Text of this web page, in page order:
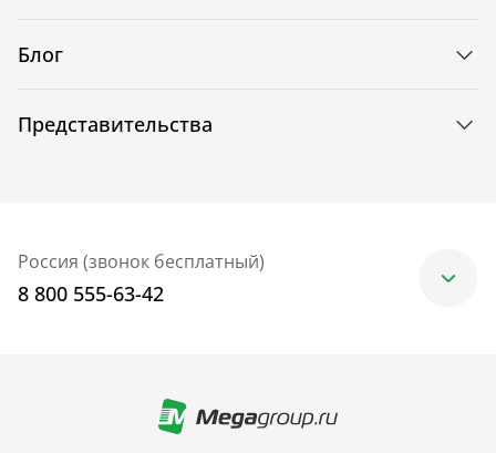
Блог
Представительства
Россия (звонок бесплатный)
8 800 555-63-42
+7 (499) 705-30-10